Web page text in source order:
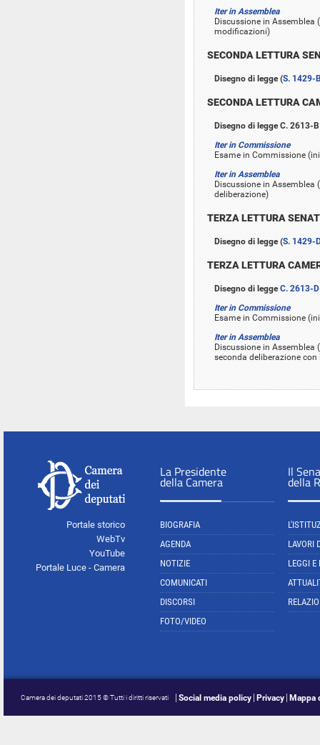
Iter in Assemblea
Discussione in
modificazioni)
SECONDA LETTURA
Disegno di legge (S. 1429-
SECONDA LETTURA
Disegno di legge C. 2613-B
Iter in Commissione
Esame in Commissione
Iter in Assemblea
Discussione in
deliberazione)
TERZA LETTURA
Disegno di legge (S. 1429-
TERZA LETTURA
Disegno di leggeC. 2613-D
Iter in Commissione
Esame in Commissione
Iter in Assemblea
Discussione in
seconda deliberazione
Portale storico
WebTv
YouTube
Portale Luce - Camera
La Presidente
della Camera
BIOGRAFIA
AGENDA
NOTIZIE
COMUNICATI
DISCORSI
FOTO/VIDEO
Il
della
LAVORI
LEGGI E
Camera dei deputati 2015 © Tutti i diritti riservati Social media policy Privacy Mappa